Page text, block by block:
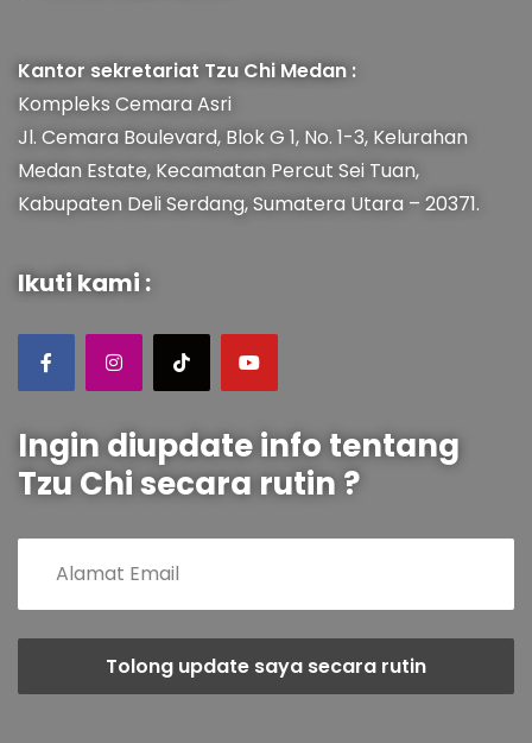
Kantor sekretariat Tzu Chi Medan :
Kompleks Cemara Asri
Jl. Cemara Boulevard, Blok G 1, No. 1-3, Kelurahan
Medan Estate, Kecamatan Percut Sei Tuan,
Kabupaten Deli Serdang, Sumatera Utara – 20371.
Ikuti kami :
Ingin diupdate info tentang
Tzu Chi secara rutin ?